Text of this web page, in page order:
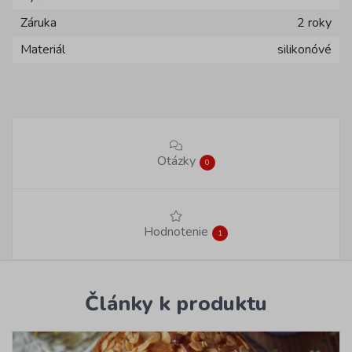
Záruka
2 roky
Materiál
silikonóvé
Otázky 0
Hodnotenie 1
Články k produktu